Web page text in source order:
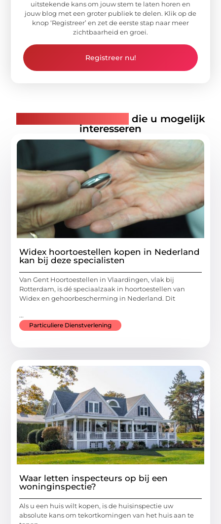
uitstekende kans om jouw stem te laten horen en
jouw blog met een groter publiek te delen. Klik op de
knop ‘Registreer’ en zet de eerste stap naar meer
zichtbaarheid en groei.
Registreer nu!
die u mogelijk
interesseren
Widex hoortoestellen kopen in Nederland
kan bij deze specialisten
Van Gent Hoortoestellen in Vlaardingen, vlak bij
Rotterdam, is dé speciaalzaak in hoortoestellen van
Widex en gehoorbescherming in Nederland. Dit
...
Particuliere Dienstverlening
Waar letten inspecteurs op bij een
woninginspectie?
Als u een huis wilt kopen, is de huisinspectie uw
absolute kans om tekortkomingen van het huis aan te